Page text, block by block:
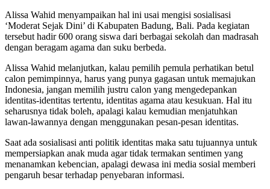
Alissa Wahid menyampaikan hal ini usai mengisi sosialisasi
‘Moderat Sejak Dini’ di Kabupaten Badung, Bali. Pada kegiatan
tersebut hadir 600 orang siswa dari berbagai sekolah dan madrasah
dengan beragam agama dan suku berbeda.
Alissa Wahid melanjutkan, kalau pemilih pemula perhatikan betul
calon pemimpinnya, harus yang punya gagasan untuk memajukan
Indonesia, jangan memilih justru calon yang mengedepankan
identitas-identitas tertentu, identitas agama atau kesukuan. Hal itu
seharusnya tidak boleh, apalagi kalau kemudian menjatuhkan
lawan-lawannya dengan menggunakan pesan-pesan identitas.
Saat ada sosialisasi anti politik identitas maka satu tujuannya untuk
mempersiapkan anak muda agar tidak termakan sentimen yang
menanamkan kebencian, apalagi dewasa ini media sosial memberi
pengaruh besar terhadap penyebaran informasi.